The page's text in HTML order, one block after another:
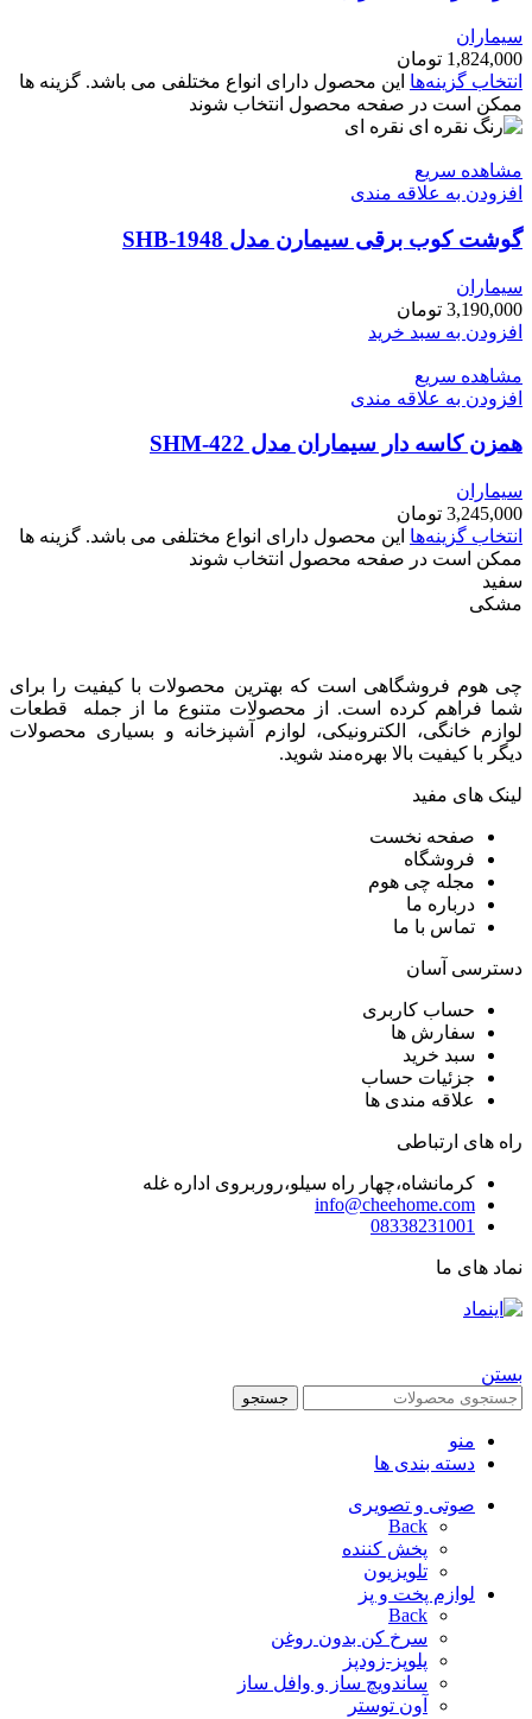
سیماران
1,824,000 تومان
انتخاب گزینه‌ها این محصول دارای انواع مختلفی می باشد. گزینه ها
ممکن است در صفحه محصول انتخاب شوند
نقره ای
مشاهده سریع
افزودن به علاقه مندی
گوشت کوب برقی سیمارن مدل SHB-1948
سیماران
3,190,000 تومان
افزودن به سبد خرید
مشاهده سریع
افزودن به علاقه مندی
همزن کاسه دار سیماران مدل SHM-422
سیماران
3,245,000 تومان
انتخاب گزینه‌ها این محصول دارای انواع مختلفی می باشد. گزینه ها
ممکن است در صفحه محصول انتخاب شوند
سفید
مشکی
چی هوم فروشگاهی است که بهترین محصولات با کیفیت را برای
شما فراهم کرده است. از محصولات متنوع ما از جمله قطعات
لوازم خانگی، الکترونیکی، لوازم آشپزخانه و بسیاری محصولات
دیگر با کیفیت بالا بهره‌مند شوید.
لینک های مفید
صفحه نخست
فروشگاه
مجله چی هوم
درباره ما
تماس با ما
دسترسی آسان
حساب کاربری
سفارش ها
سبد خرید
جزئیات حساب
علاقه مندی ها
راه های ارتباطی
کرمانشاه،چهار راه سیلو،روربروی اداره غله
info@cheehome.com
08338231001
نماد های ما
بستن
جستجو
منو
دسته بندی ها
صوتی و تصویری
Back
پخش کننده
تلویزیون
لوازم پخت و پز
Back
سرخ کن بدون روغن
پلوپز-زودپز
ساندویچ ساز و وافل ساز
آون توستر